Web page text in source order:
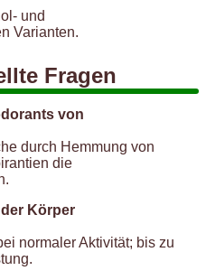
und
Varianten.
Fragen
von
durch Hemmung von
die
Körper
normaler Aktivität; bis zu